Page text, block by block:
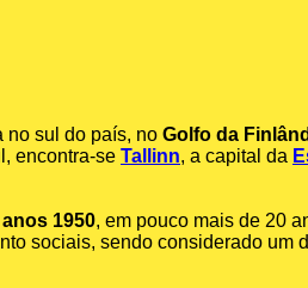
no sul do país, no Golfo da
encontra-se Tallinn, a capital da
1950, em pouco mais de 20
sociais, sendo considerado um